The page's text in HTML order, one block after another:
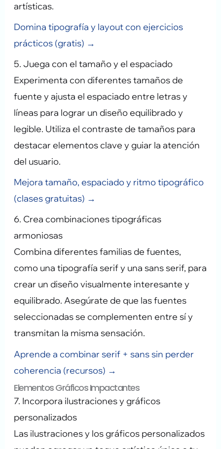
artísticas.
Domina tipografía y layout con ejercicios
prácticos (gratis) →
5. Juega con el tamaño y el espaciado
Experimenta con diferentes tamaños de
fuente y ajusta el espaciado entre letras y
líneas para lograr un diseño equilibrado y
legible. Utiliza el contraste de tamaños para
destacar elementos clave y guiar la atención
del usuario.
Mejora tamaño, espaciado y ritmo tipográfico
(clases gratuitas) →
6. Crea combinaciones tipográficas
armoniosas
Combina diferentes familias de fuentes,
como una tipografía serif y una sans serif, para
crear un diseño visualmente interesante y
equilibrado. Asegúrate de que las fuentes
seleccionadas se complementen entre sí y
transmitan la misma sensación.
Aprende a combinar serif + sans sin perder
coherencia (recursos) →
Elementos Gráficos Impactantes
7. Incorpora ilustraciones y gráficos
personalizados
Las ilustraciones y los gráficos personalizados